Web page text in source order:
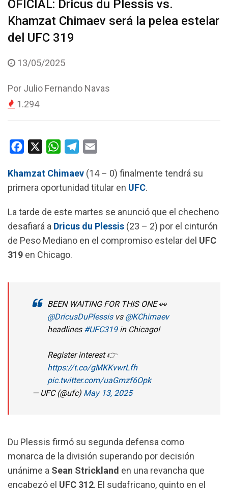
OFICIAL: Dricus du Plessis vs.
Khamzat Chimaev será la pelea estelar
del UFC 319
13/05/2025
Por Julio Fernando Navas
1.294
c
e
o
o
k
W
a
t
A
p
p
l
e
r
a
m
a
i
Khamzat Chimaev (14 – 0) finalmente tendrá su
primera oportunidad titular en UFC.
La tarde de este martes se anunció que el checheno
desafiará a Dricus du Plessis (23 – 2) por el cinturón
de Peso Mediano en el compromiso estelar del UFC
319 en Chicago.
BEEN WAITING FOR THIS ONE 👀
@DricusDuPlessisvs @KChimaev
headlines #UFC319in Chicago!
Register interest 👉
https://t.co/gMKKvwrLfh
pic.twitter.com/uaGmzf6Opk
— UFC (@ufc) May 13, 2025
Du Plessis firmó su segunda defensa como
monarca de la división superando por decisión
unánime a Sean Strickland en una revancha que
encabezó el UFC 312. El sudafricano, quinto en el